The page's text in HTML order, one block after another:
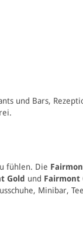
und Bars,
fühlen. Die
Gold und Fairmont
Minibar,